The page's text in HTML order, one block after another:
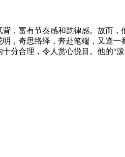
，富有节奏感和韵律感。故而
，奇思络绎，奔赴笔端，又逢
分合理，令人赏心悦目。他的“